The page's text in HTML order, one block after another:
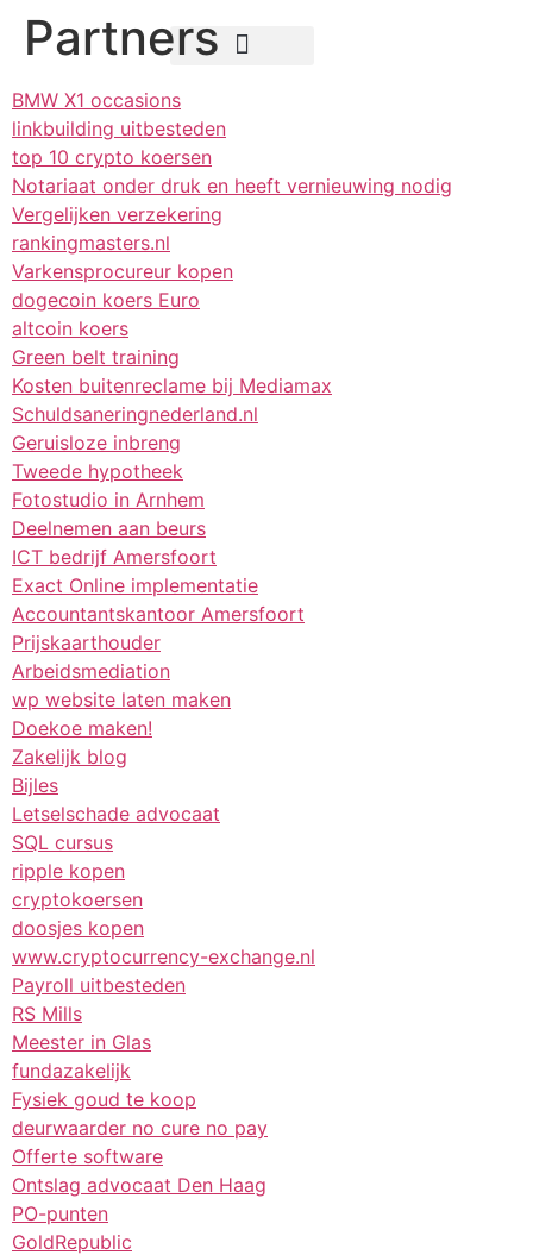
Partners
BMW X1 occasions
linkbuilding uitbesteden
top 10 crypto koersen
Notariaat onder druk en heeft vernieuwing nodig
Vergelijken verzekering
rankingmasters.nl
Varkensprocureur kopen
dogecoin koers Euro
altcoin koers
Green belt training
Kosten buitenreclame bij Mediamax
Schuldsaneringnederland.nl
Geruisloze inbreng
Tweede hypotheek
Fotostudio in Arnhem
Deelnemen aan beurs
ICT bedrijf Amersfoort
Exact Online implementatie
Accountantskantoor Amersfoort
Prijskaarthouder
Arbeidsmediation
wp website laten maken
Doekoe maken!
Zakelijk blog
Bijles
Letselschade advocaat
SQL cursus
ripple kopen
cryptokoersen
doosjes kopen
www.cryptocurrency-exchange.nl
Payroll uitbesteden
RS Mills
Meester in Glas
fundazakelijk
Fysiek goud te koop
deurwaarder no cure no pay
Offerte software
Ontslag advocaat Den Haag
PO-punten
GoldRepublic